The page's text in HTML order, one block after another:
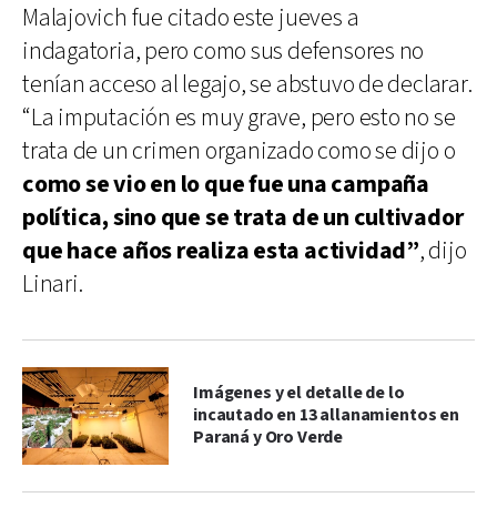
Malajovich fue citado este jueves a
indagatoria, pero como sus defensores no
tenían acceso al legajo, se abstuvo de declarar.
“La imputación es muy grave, pero esto no se
trata de un crimen organizado como se dijo o
como se vio en lo que fue una campaña
política, sino que se trata de un cultivador
que hace años realiza esta actividad”, dijo
Linari.
Imágenes y el detalle de lo
incautado en 13 allanamientos en
Paraná y Oro Verde